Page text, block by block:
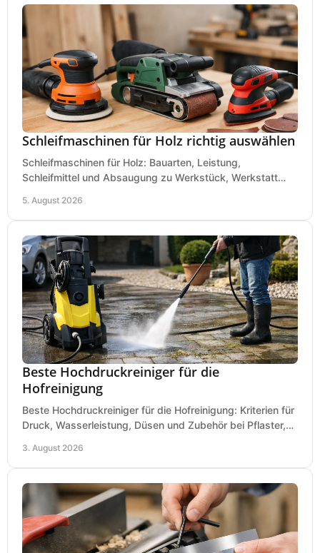
Schleifmaschinen für Holz richtig auswählen
Schleifmaschinen für Holz: Bauarten, Leistung,
Schleifmittel und Absaugung zu Werkstück, Werkstatt
5. August 2026
Beste Hochdruckreiniger für die
Hofreinigung
Beste Hochdruckreiniger für die Hofreinigung: Kriterien für
Druck, Wasserleistung, Düsen und Zubehör bei Pflaster,
3. August 2026